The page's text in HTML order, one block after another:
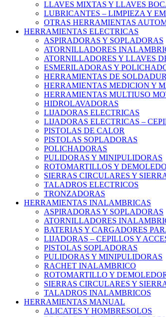
LLAVES MIXTAS Y LLAVES
LUBRICANTES – LIMPIEZA Y
OTRAS HERRAMIENTAS
HERRAMIENTAS ELECTRICAS
ASPIRADORAS Y SOPLADORAS
ATORNILLADORES
ATORNILLADORES Y LLAVES
ESMERILADORAS Y
HERRAMIENTAS DE
HERRAMIENTAS MEDICION Y
HERRAMIENTAS MULTIUSO
HIDROLAVADORAS
LIJADORAS ELECTRICAS
LIJADORAS ELECTRICAS –
PISTOLAS DE CALOR
PISTOLAS SOPLADORAS
POLICHADORAS
PULIDORAS Y MINIPULIDORAS
ROTOMARTILLOS Y
SIERRAS CIRCULARES Y
TALADROS ELECTRICOS
TRONZADORAS
HERRAMIENTAS INALAMBRICAS
ASPIRADORAS Y SOPLADORAS
ATORNILLADORES
BATERIAS Y CARGADORES
LIJADORAS – CEPILLOS Y
PISTOLAS SOPLADORAS
PULIDORAS Y MINIPULIDORAS
RACHET INALAMBRICO
ROTOMARTILLO Y
SIERRAS CIRCULARES Y
TALADROS INALAMBRICOS
HERRAMIENTAS MANUAL
ALICATES Y HOMBRESOLOS